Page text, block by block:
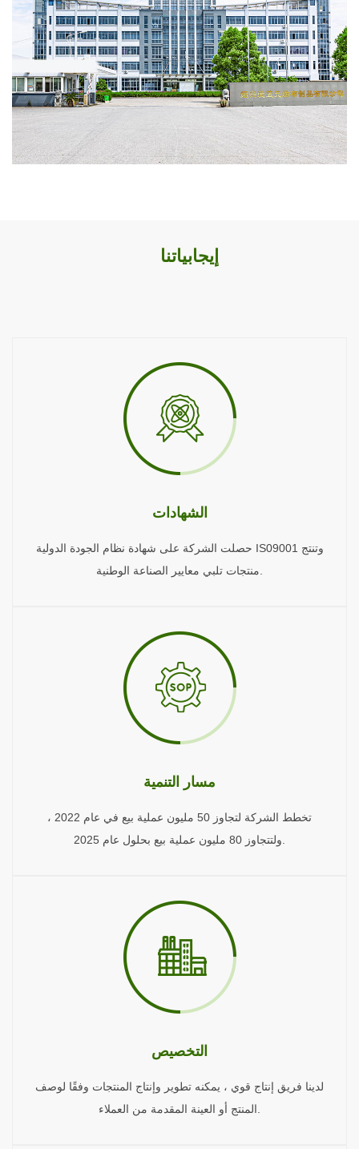
إيجابياتنا
الشهادات
حصلت الشركة على شهادة نظام الجودة الدولية IS09001 وتنتج
مسار التنمية
تخطط الشركة لتجاوز 50 مليون عملية بيع في عام 2022 ،
التخصيص
لدينا فريق إنتاج قوي ، يمكنه تطوير وإنتاج المنتجات وفقًا لوصف